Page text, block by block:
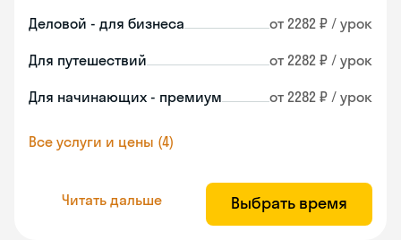
Деловой - для бизнеса от 2282 ₽ / урок
Для путешествий от 2282 ₽ / урок
Для начинающих - премиум от 2282 ₽ / урок
Все услуги и цены (4)
Читать дальше Выбрать время